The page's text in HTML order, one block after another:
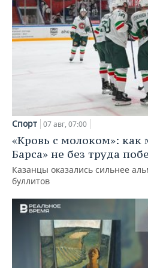
Спорт 07 авг, 07:00
«Кровь с молоком»: как
Барса» не без труда
Казанцы оказались сильнее
буллитов